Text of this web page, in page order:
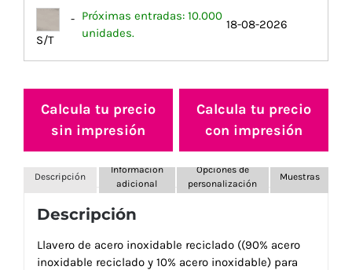
-
S/T
Próximas entradas: 10.000
unidades.
18-08-2026
Calcula tu precio
sin impresión
Calcula tu precio
con impresión
Descripción
Información
adicional
Opciones de
personalización
Muestras
Descripción
Llavero de acero inoxidable reciclado ((90% acero
inoxidable reciclado y 10% acero inoxidable) para